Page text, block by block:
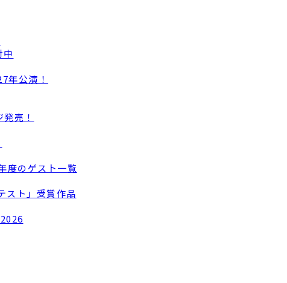
年公演！
売！
度のゲスト一覧
スト」受賞作品